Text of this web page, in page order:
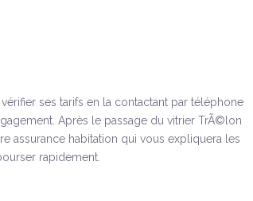
ses tarifs en la contactant par téléphone
Après le passage du vitrier TrÃ©lon
assurance habitation qui vous expliquera les
rapidement.